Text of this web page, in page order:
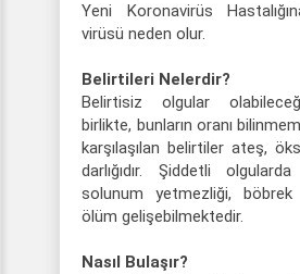
Yeni Koronavirüs
virüsü neden olur.
Belirtileri Nelerdir?
Belirtisiz olgular
birlikte, bunların oranı
karşılaşılan belirtiler ateş,
darlığıdır. Şiddetli
solunum yetmezliği,
ölüm gelişebilmektedir.
Nasıl Bulaşır?